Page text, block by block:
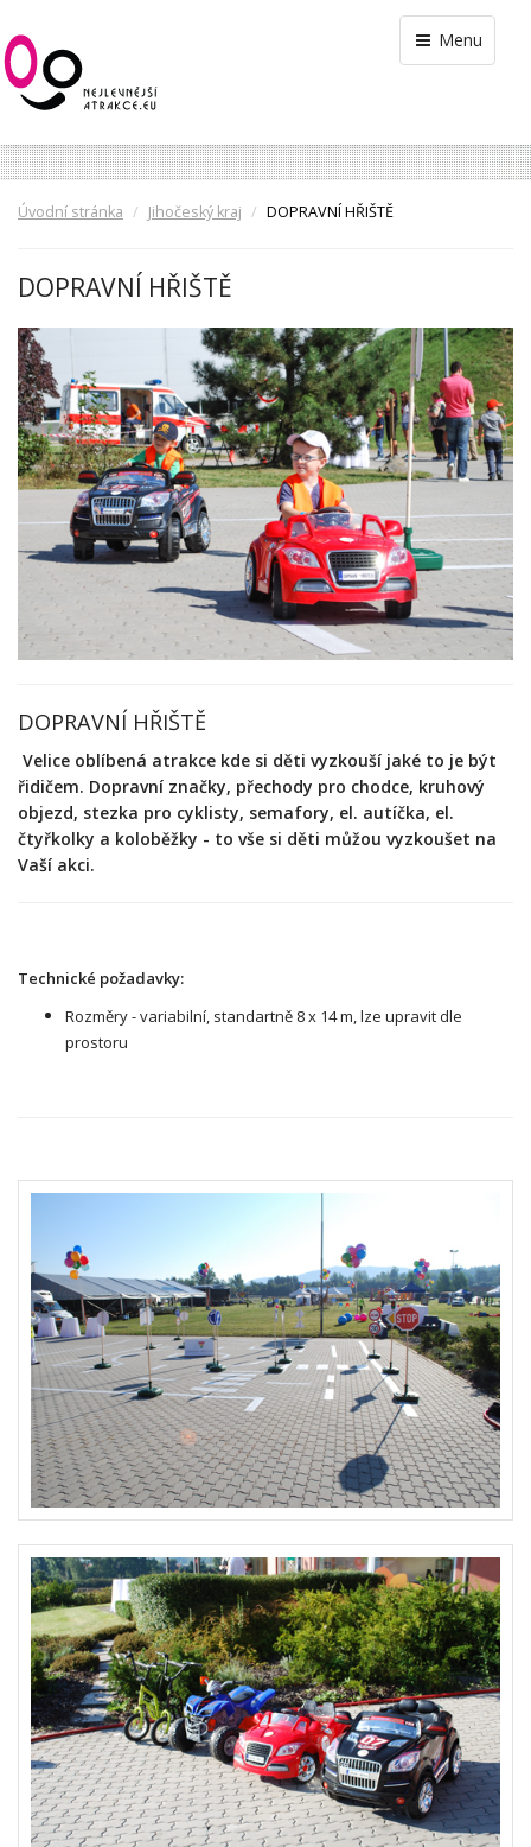
Menu
Úvodní stránka Jihočeský kraj DOPRAVNÍ HŘIŠTĚ
DOPRAVNÍ HŘIŠTĚ
DOPRAVNÍ HŘIŠTĚ
Velice oblíbená atrakce kde si děti vyzkouší jaké to je být
řidičem. Dopravní značky, přechody pro chodce, kruhový
objezd, stezka pro cyklisty, semafory, el. autíčka, el.
čtyřkolky a koloběžky - to vše si děti můžou vyzkoušet na
Vaší akci.
Technické požadavky:
Rozměry - variabilní, standartně 8 x 14 m, lze upravit dle
prostoru